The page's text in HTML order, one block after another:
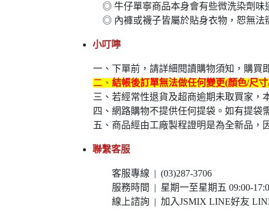
◎ 牛仔單寧商品本身會有些微洗染劑味
◎ 內褲或襪子皆屬於貼身衣物，恕無法
小叮嚀
一、下單前，請詳細閱讀購物須知，購買
二、 結帳後訂單無法做任何變更(顏色/尺
三、若經常性退貨及超商逾期未取買家，
四、網路購物不提供任何提袋。如有提袋
五、商品經由工廠製程證明是為全新品，
聯繫客服
客服專線 | (03)287-3706
服務時間 | 星期一至星期五 09:00-
線上諮詢 | 加入JSMIX LINE好友